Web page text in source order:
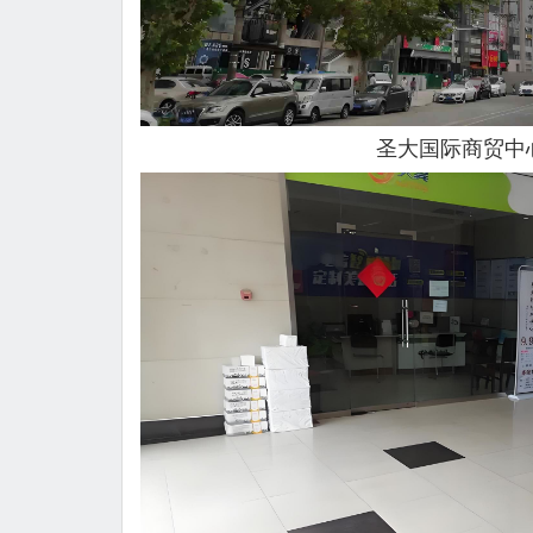
圣大国际商贸中